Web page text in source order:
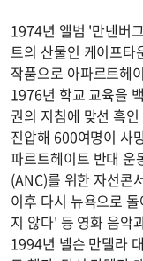
1974년 앨범 '만넨버
트의 산물인 케이프타
작품으로 아파르트헤
1976년 학교 교육을
권의 지침에 맞선 흑
진압해 600여명이 사
파르트헤이트 반대 운
(ANC)를 위한 자선콘
이후 다시 뉴욕으로
지 않다' 등 영화 음악
1994년 넬슨 만델라